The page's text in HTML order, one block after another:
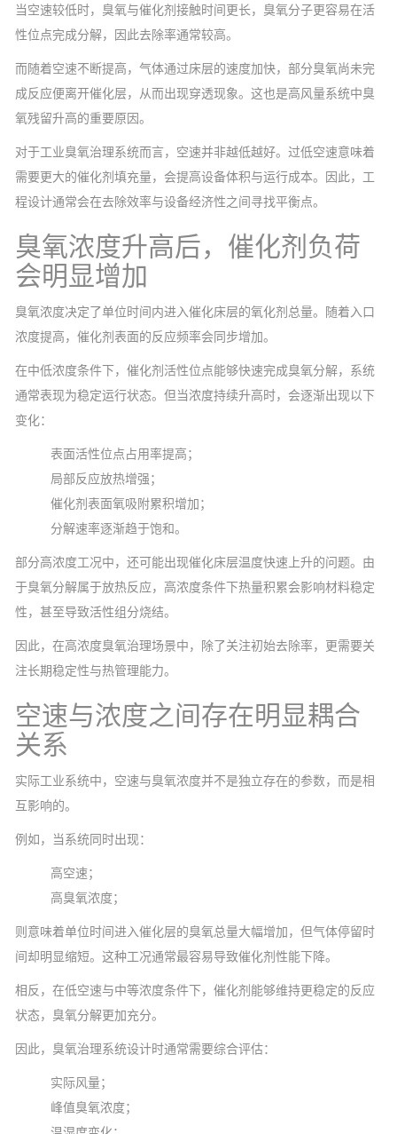
当空速较低时，臭氧与催化剂接触时间更长，臭氧分子更容易在活
性位点完成分解，因此去除率通常较高。
而随着空速不断提高，气体通过床层的速度加快，部分臭氧尚未完
成反应便离开催化层，从而出现穿透现象。这也是高风量系统中臭
氧残留升高的重要原因。
对于工业臭氧治理系统而言，空速并非越低越好。过低空速意味着
需要更大的催化剂填充量，会提高设备体积与运行成本。因此，工
程设计通常会在去除效率与设备经济性之间寻找平衡点。
臭氧浓度升高后，催化剂负荷
会明显增加
臭氧浓度决定了单位时间内进入催化床层的氧化剂总量。随着入口
浓度提高，催化剂表面的反应频率会同步增加。
在中低浓度条件下，催化剂活性位点能够快速完成臭氧分解，系统
通常表现为稳定运行状态。但当浓度持续升高时，会逐渐出现以下
变化：
表面活性位点占用率提高；
局部反应放热增强；
催化剂表面氧吸附累积增加；
分解速率逐渐趋于饱和。
部分高浓度工况中，还可能出现催化床层温度快速上升的问题。由
于臭氧分解属于放热反应，高浓度条件下热量积累会影响材料稳定
性，甚至导致活性组分烧结。
因此，在高浓度臭氧治理场景中，除了关注初始去除率，更需要关
注长期稳定性与热管理能力。
空速与浓度之间存在明显耦合
关系
实际工业系统中，空速与臭氧浓度并不是独立存在的参数，而是相
互影响的。
例如，当系统同时出现：
高空速；
高臭氧浓度；
则意味着单位时间进入催化层的臭氧总量大幅增加，但气体停留时
间却明显缩短。这种工况通常最容易导致催化剂性能下降。
相反，在低空速与中等浓度条件下，催化剂能够维持更稳定的反应
状态，臭氧分解更加充分。
因此，臭氧治理系统设计时通常需要综合评估：
实际风量；
峰值臭氧浓度；